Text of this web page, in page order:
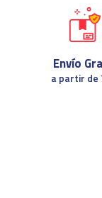
Envío
a partir de